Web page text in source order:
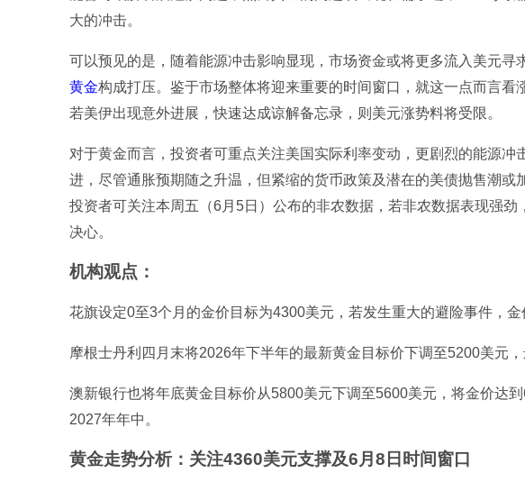
大的冲击。
可以预见的是，随着能源冲击影响显现，市场资金或将更多流入美元寻
黄金构成打压。鉴于市场整体将迎来重要的时间窗口，就这一点而言看
若美伊出现意外进展，快速达成谅解备忘录，则美元涨势料将受限。
对于黄金而言，投资者可重点关注美国实际利率变动，更剧烈的能源冲
进，尽管通胀预期随之升温，但紧缩的货币政策及潜在的美债抛售潮或
投资者可关注本周五（6月5日）公布的非农数据，若非农数据表现强
决心。
机构观点：
花旗设定0至3个月的金价目标为4300美元，若发生重大的避险事件，金
摩根士丹利四月末将2026年下半年的最新黄金目标价下调至5200美元
澳新银行也将年底黄金目标价从5800美元下调至5600美元，将金价达
2027年年中。
黄金走势分析：关注4360美元支撑及6月8日时间窗口